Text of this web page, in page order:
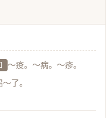
～疫。～病。～疹。
了。